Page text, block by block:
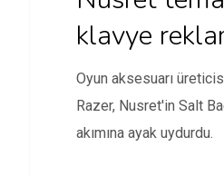
klavye
Oyun aksesuarı
Razer, Nusret'in Salt
akımına ayak uydurdu.